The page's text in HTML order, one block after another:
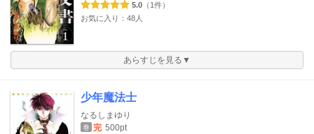
5.0 （1件）
お気に入り：48人
あらすじを見る▼
少年魔法士
なるしまゆり
巻 完 500pt